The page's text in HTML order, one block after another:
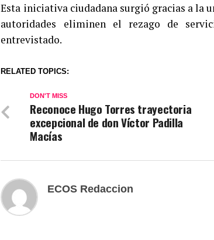
Esta iniciativa ciudadana surgió gracias a la
autoridades eliminen el rezago de
entrevistado.
RELATED TOPICS:
DON'T MISS
Reconoce Hugo Torres trayectoria
excepcional de don Víctor Padilla
Macías
ECOS Redaccion